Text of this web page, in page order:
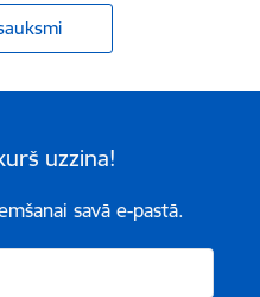
uzzina!
savā e-pastā.